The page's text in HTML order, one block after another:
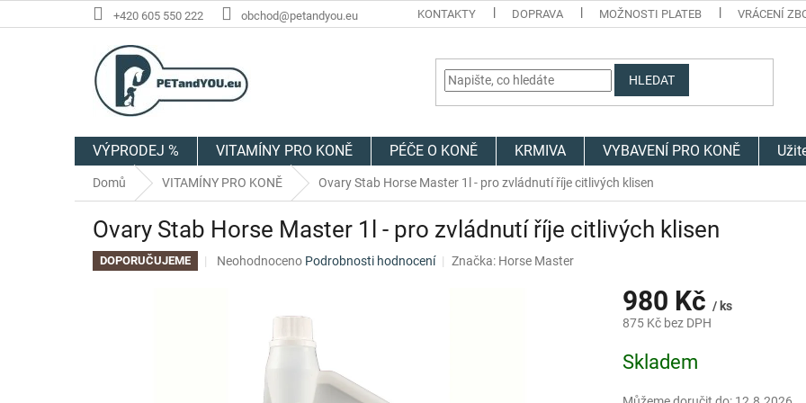
na
+420 605 550 222 obchod@petandyou.eu KONTAKTY DOPRAVA MOŽNOSTI PLATEB VRÁCENÍ
HLEDAT
VÝPRODEJ % VITAMÍNY PRO KONĚ PÉČE O KONĚ KRMIVA VYBAVENÍ PRO KONĚ
Domů VITAMÍNY PRO KONĚ Ovary Stab Horse Master 1l - pro zvládnutí říje citlivých klisen
Ovary Stab Horse Master 1l - pro zvládnutí říje citlivých klisen
DOPORUČUJEME
Průměrné
Neohodnoceno Podrobnosti hodnocení Značka: Horse Master
980 Kč / ks
875 Kč bez DPH
cena:
Skladem